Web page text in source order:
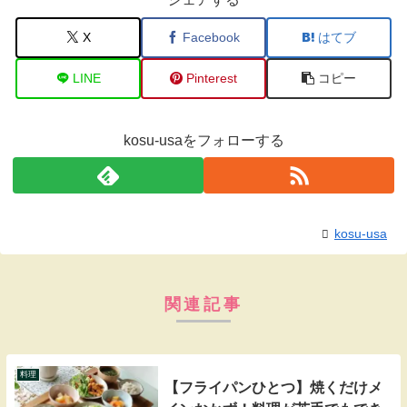
X Facebook はてブ
LINE Pinterest コピー
kosu-usaをフォローする
kosu-usa
関連記事
料理
【フライパンひとつ】焼くだけメ